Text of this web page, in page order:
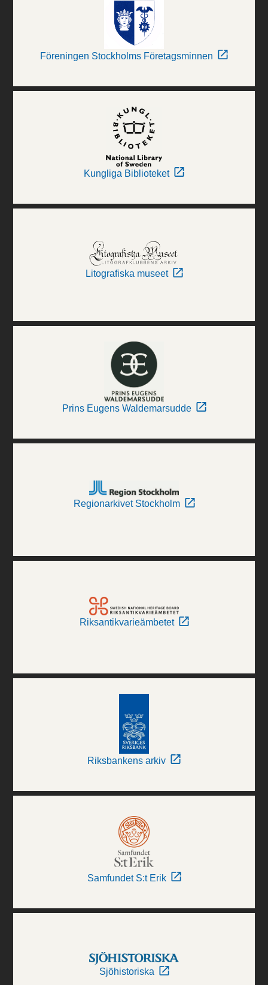
Föreningen Stockholms Företagsminnen
Kungliga Biblioteket
Litografiska museet
Prins Eugens Waldemarsudde
Regionarkivet Stockholm
Riksantikvarieämbetet
Riksbankens arkiv
Samfundet S:t Erik
Sjöhistoriska